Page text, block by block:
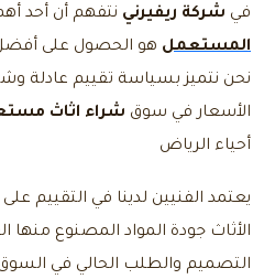
في شركة ريفيرني نتفهم أن أحد
المستعمل هو الحصول على
نحن نتميز بسياسة تقييم عادلة
الأسعار في سوق شراء اثاث
أحياء الرياض
يعتمد الفنيين لدينا في التقييم
الأثاث جودة المواد المصنوع منها
التصميم والطلب الحالي في